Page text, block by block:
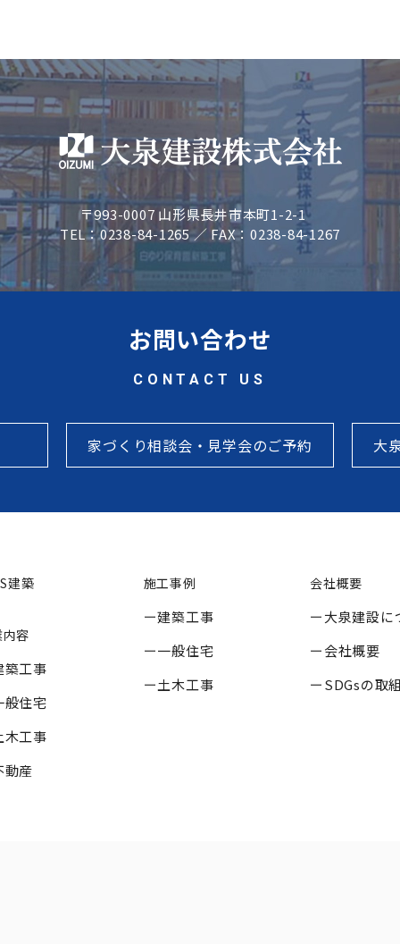
〒993-0007 山形県長井市本町1-2-1
TEL：0238-84-1265 ／ FAX：0238-84-1267
お問い合わせ
CONTACT US
家づくり相談会・見学会のご予約 大
建築
容
築工事
般住宅
木工事
動産
施工事例
建築工事
一般住宅
土木工事
会社概要
大泉建設に
会社概要
SDGsの取